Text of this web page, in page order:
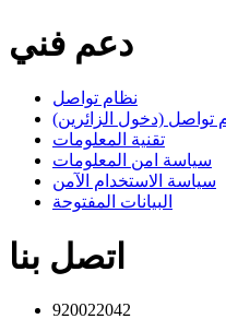
دعم فني
نظام تواصل
تواصل (دخول الزائرين)
تقنية المعلومات
سياسة امن المعلومات
سياسة الاستخدام الآمن
البيانات المفتوحة
اتصل بنا
920022042